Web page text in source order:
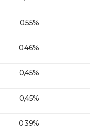
0,55%
0,46%
0,45%
0,45%
0,39%